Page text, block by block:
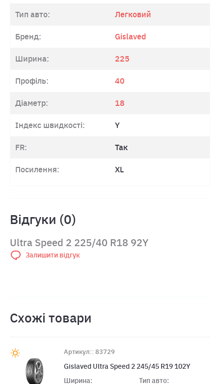
Тип авто: Легковий
Бренд: Gislaved
Ширина: 225
Профіль: 40
Діаметр: 18
Індекс швидкості: Y
FR: Так
Посилення: XL
Відгуки (0)
Ultra Speed 2 225/40 R18 92Y
Залишити відгук
Схожі товари
Артикул:: 83729
Gislaved Ultra Speed 2 245/45 R19 102Y
Ширина:
Тип авто: